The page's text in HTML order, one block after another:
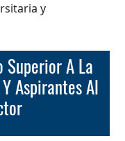
y
Aspirantes Al